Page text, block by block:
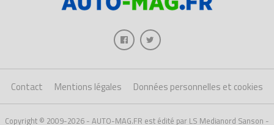
Contact Mentions légales Données personnelles et cookies
Copyright © 2009-2026 - AUTO-MAG.FR est édité par LS Medianord Sanson -